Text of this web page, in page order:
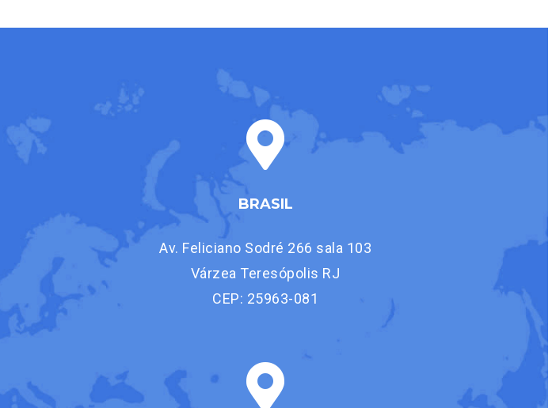
BRASIL
Av. Feliciano Sodré 266 sala 103
Várzea Teresópolis RJ
CEP: 25963-081